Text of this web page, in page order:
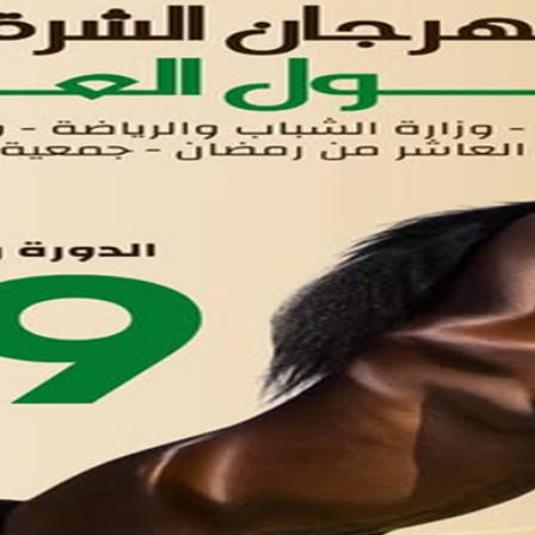
الأول
في مدينة العاشر من رمضان القوائم
لوحه التحكم
اتصل بنا
تواصل معنا
مدينة العاشر من رمضان
01221020029
055-4494429
055-4494406